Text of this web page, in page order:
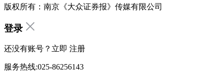
版权所有：南京《大众证券报》传媒有限公司
登录
还没有账号？立即 注册
服务热线:025-86256143